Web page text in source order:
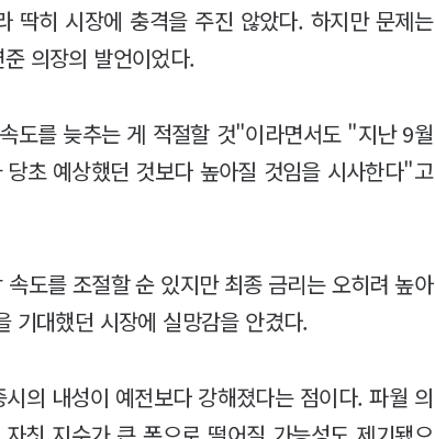
딱히 시장에 충격을 주진 않았다. 하지만 문제는
의장의 발언이었다.
도를 늦추는 게 적절할 것"이라면서도 "지난 9월
초 예상했던 것보다 높아질 것임을 시사한다"고
도를 조절할 순 있지만 최종 금리는 오히려 높아
기대했던 시장에 실망감을 안겼다.
의 내성이 예전보다 강해졌다는 점이다. 파월 의